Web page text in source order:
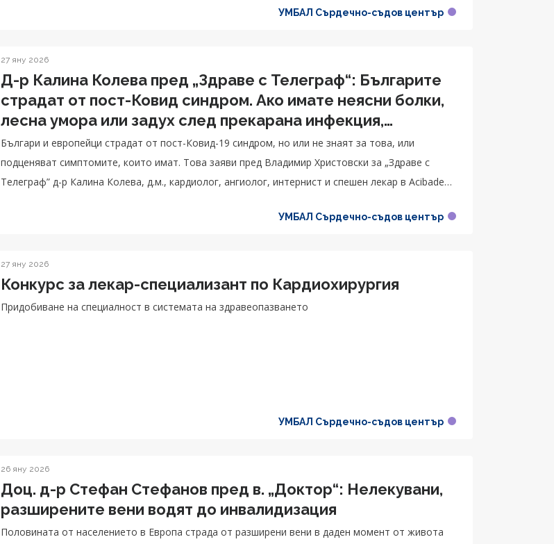
УМБАЛ Сърдечно-съдов център
27 яну 2026
Д-р Калина Колева пред „Здраве с Телеграф“: Българите
страдат от пост-Ковид синдром. Ако имате неясни болки,
лесна умора или задух след прекарана инфекция,
посетете лекар
Българи и европейци страдат от пост-Ковид-19 синдром, но или не знаят за това, или
подценяват симптомите, които имат. Това заяви пред Владимир Христовски за „Здраве с
Телеграф” д-р Калина Колева, д.м., кардиолог, ангиолог, интернист и спешен лекар в Acibadem
УМБАЛ Сърдечно-съдов център
27 яну 2026
Конкурс за лекар-специализант по Кардиохирургия
Придобиване на специалност в системата на здравеопазването
УМБАЛ Сърдечно-съдов център
26 яну 2026
Доц. д-р Стефан Стефанов пред в. „Доктор“: Нелекувани,
разширените вени водят до инвалидизация
Половината от населението в Европа страда от разширени вени в даден момент от живота